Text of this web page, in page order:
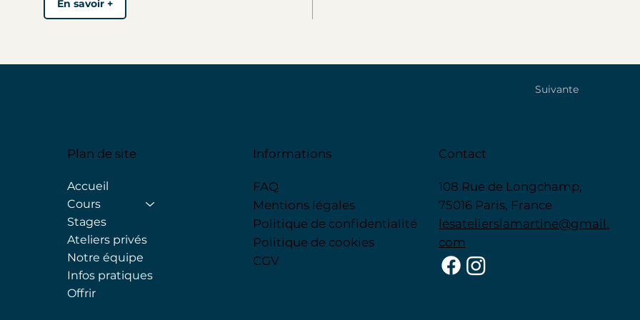
Suivante
En savoir +
Plan de site
Accueil
Cours
Stages
Ateliers privés
Notre équipe
Infos pratiques
Offrir
Informations
FAQ
Mentions légales
Politique de confidentialité
Politique de cookies
CGV
Contact
108 Rue de Longchamp,
75016 Paris, France
lesatelierslamartine@gmail.
com